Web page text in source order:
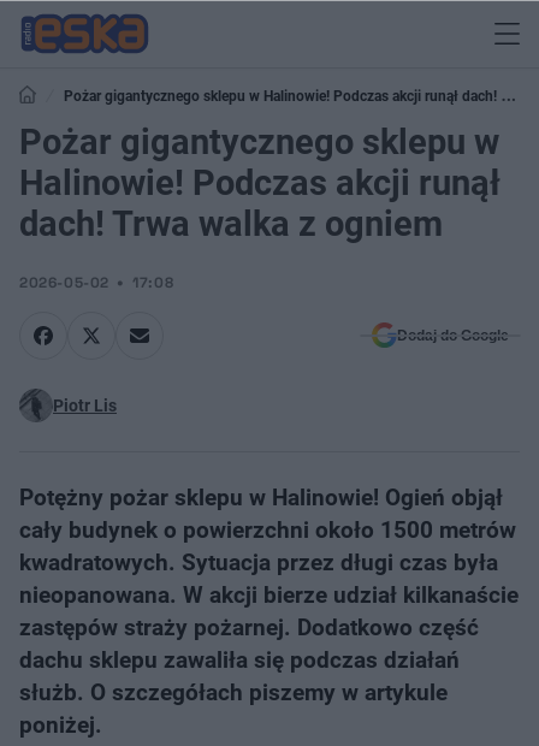
Pożar gigantycznego sklepu w Halinowie! Podczas akcji runął dach! Trwa
walka z ogniem
Pożar gigantycznego sklepu w
Halinowie! Podczas akcji runął
dach! Trwa walka z ogniem
2026-05-02 17:08
Dodaj do Google
Piotr Lis
Potężny pożar sklepu w Halinowie! Ogień objął
cały budynek o powierzchni około 1500 metrów
kwadratowych. Sytuacja przez długi czas była
nieopanowana. W akcji bierze udział kilkanaście
zastępów straży pożarnej. Dodatkowo część
dachu sklepu zawaliła się podczas działań
służb. O szczegółach piszemy w artykule
poniżej.